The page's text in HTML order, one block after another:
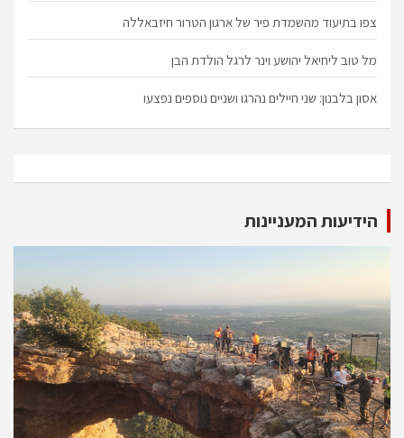
צפו בתיעוד מהשמדת פיר של ארגון הטרור חיזבאללה
מל טוב ליחיאל יהושע וינר לרגל הולדת הבן
אסון בלבנון: שני חיילים נהרגו ושניים נוספים נפצעו
הידיעות המעניינות